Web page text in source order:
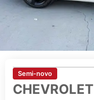
Semi-novo
CHEVROLET